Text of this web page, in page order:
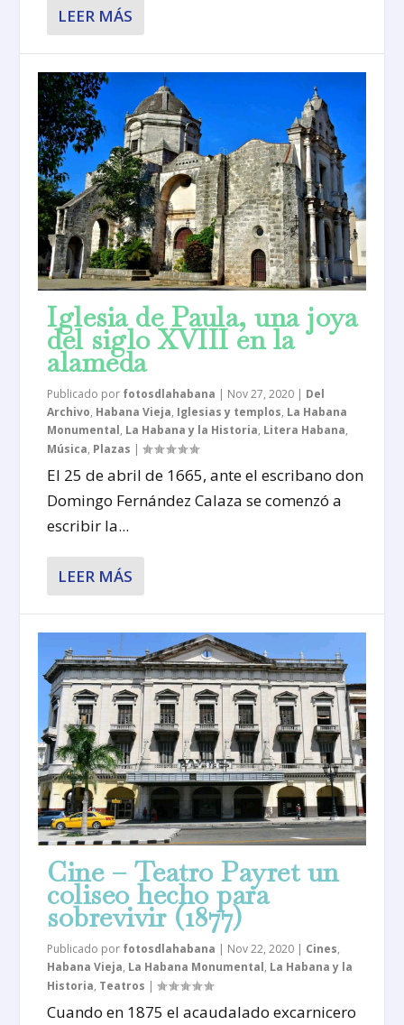
LEER MÁS
Iglesia de Paula, una joya
del siglo XVIII en la
alameda
Publicado por fotosdlahabana | Nov 27, 2020 | Del
Archivo, Habana Vieja, Iglesias y templos, La Habana
Monumental, La Habana y la Historia, Litera Habana,
Música, Plazas |
El 25 de abril de 1665, ante el escribano don
Domingo Fernández Calaza se comenzó a
escribir la...
LEER MÁS
Cine – Teatro Payret un
coliseo hecho para
sobrevivir (1877)
Publicado por fotosdlahabana | Nov 22, 2020 | Cines,
Habana Vieja, La Habana Monumental, La Habana y la
Historia, Teatros |
Cuando en 1875 el acaudalado excarnicero